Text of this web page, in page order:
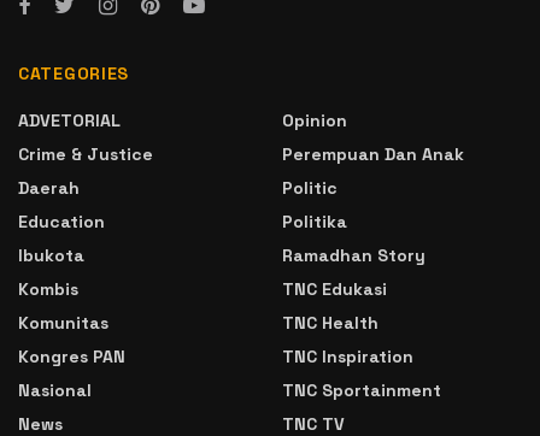
CATEGORIES
ADVETORIAL
Crime & Justice
Daerah
Education
Ibukota
Kombis
Komunitas
Kongres PAN
Nasional
News
Opinion
Perempuan Dan Anak
Politic
Politika
Ramadhan Story
TNC Edukasi
TNC Health
TNC Inspiration
TNC Sportainment
TNC TV